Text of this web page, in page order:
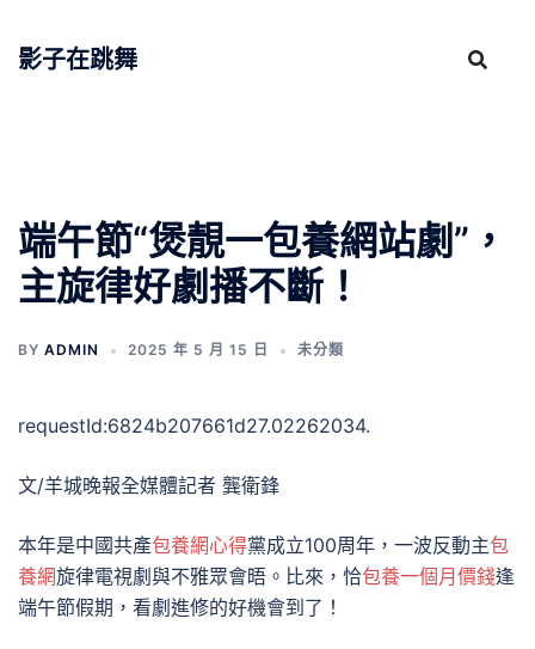
影子在跳舞
端午節“煲靚一包養網站劇”，
主旋律好劇播不斷！
BY ADMIN 2025 年 5 月 15 日 未分類
requestId:6824b207661d27.02262034.
文/羊城晚報全媒體記者 龔衛鋒
本年是中國共產包養網心得黨成立100周年，一波反動主包
養網旋律電視劇與不雅眾會晤。比來，恰包養一個月價錢逢
端午節假期，看劇進修的好機會到了！